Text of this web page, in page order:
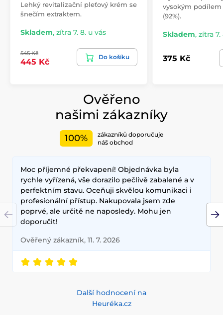
Lehký revitalizační pleťový krém se
šnečím extraktem.
Skladem, zítra 7. 8. u vás
545 Kč
445 Kč
Do košíku
vysokým
(92%).
Skladem, zítra 7.
375 Kč
Ověřeno
našimi zákazníky
100%
zákazníků doporučuje
náš obchod
Moc příjemné překvapení! Objednávka byla
rychle vyřízená, vše dorazilo pečlivě zabalené a v
perfektním stavu. Oceňuji skvělou komunikaci i
profesionální přístup. Nakupovala jsem zde
poprvé, ale určitě ne naposledy. Mohu jen
doporučit!
Ověřený zákazník, 11. 7. 2026
Další hodnocení na
Heuréka.cz